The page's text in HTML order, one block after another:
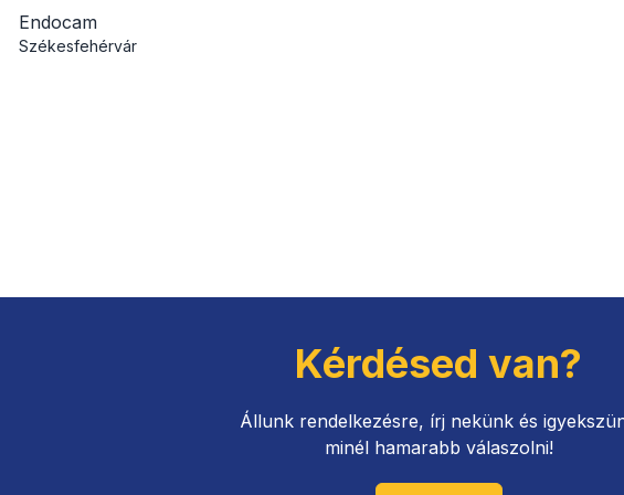
Endocam
Székesfehérvár
Kérdésed van?
Állunk rendelkezésre, írj nekünk és
minél hamarabb válaszolni!